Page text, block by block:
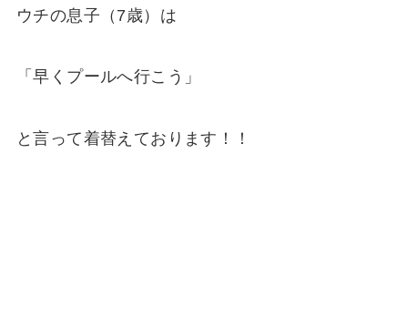
ウチの息子（7歳）は
「早くプールへ行こう」
と言って着替えております！！